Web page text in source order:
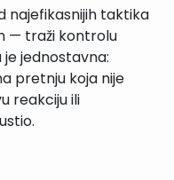
najefikasnijih taktika
— traži kontrolu
jednostavna:
pretnju koja nije
reakciju ili